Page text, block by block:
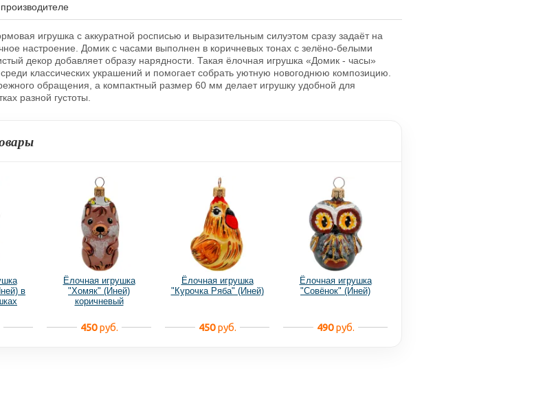
игрушка с аккуратной росписью и выразительным силуэтом сразу задаёт на
настроение. Домик с часами выполнен в коричневых тонах с зелёно-белыми
декор добавляет образу нарядности. Такая ёлочная игрушка «Домик - часы»
классических украшений и помогает собрать уютную новогоднюю композицию.
обращения, а компактный размер 60 мм делает игрушку удобной для
разной густоты.
в
Ёлочная игрушка
"Хомяк" (Иней)
коричневый
450руб.
Ёлочная игрушка
"Курочка Ряба" (Иней)
450руб.
Ёлочная игрушка
"Совёнок" (Иней)
490руб.